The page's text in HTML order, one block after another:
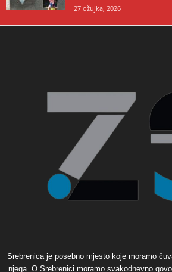
27 ožujka, 2026
Srebrenica je posebno mjesto koje moramo
njega. O Srebrenici moramo svakodnevno